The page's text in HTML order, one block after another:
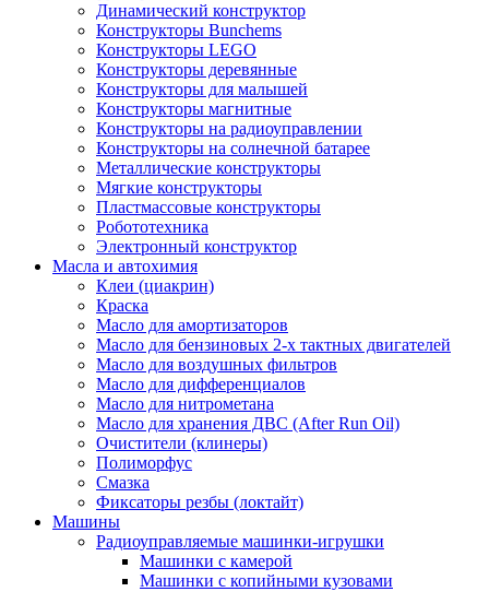
Динамический конструктор
Конструкторы Bunchems
Конструкторы LEGO
Конструкторы деревянные
Конструкторы для малышей
Конструкторы магнитные
Конструкторы на радиоуправлении
Конструкторы на солнечной батарее
Металлические конструкторы
Мягкие конструкторы
Пластмассовые конструкторы
Робототехника
Электронный конструктор
Масла и автохимия
Клеи (циакрин)
Краска
Масло для амортизаторов
Масло для бензиновых 2-х тактных двигателей
Масло для воздушных фильтров
Масло для дифференциалов
Масло для нитрометана
Масло для хранения ДВС (After Run Oil)
Очистители (клинеры)
Полиморфус
Смазка
Фиксаторы резбы (локтайт)
Машины
Радиоуправляемые машинки-игрушки
Машинки с камерой
Машинки с копийными кузовами